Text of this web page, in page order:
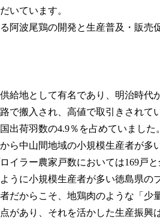
いています。
波尾鶏の開発と生産普及・販売
給地として有名であり、明治時代
で搬入され、高値で取引きされ
出荷羽数の4.9％を占めていました
ら中山間地域の小規模生産者が多
イラー農家戸数においては169戸
うに小規模生産者が多い徳島県
だからこそ、地鶏肉のような「
があり、それを活かした生産振